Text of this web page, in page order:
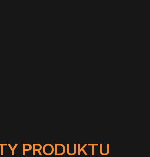
PRODUKTU